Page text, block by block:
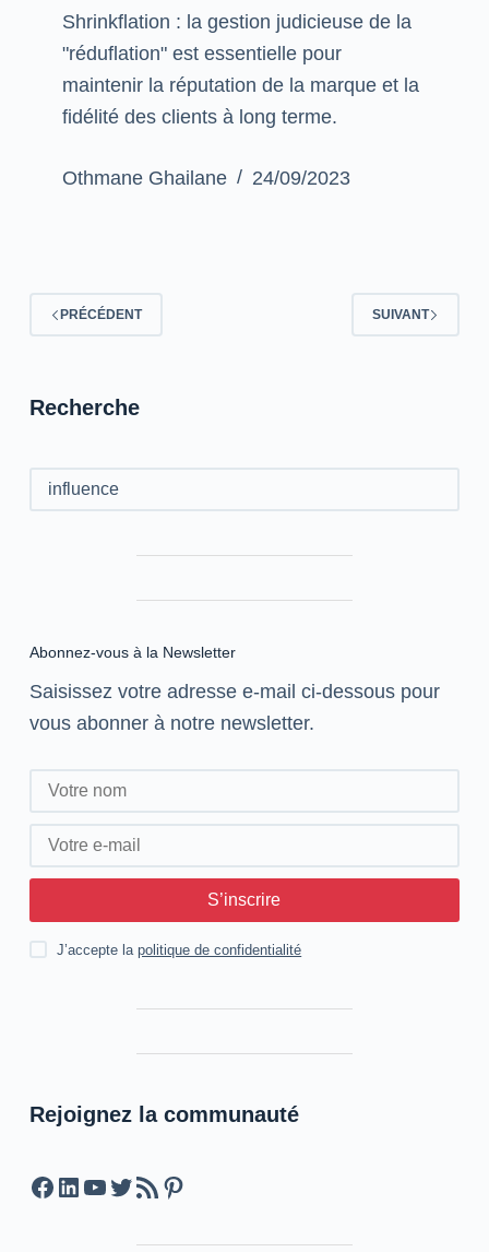
Shrinkflation : la gestion judicieuse de la
"réduflation" est essentielle pour
maintenir la réputation de la marque et la
fidélité des clients à long terme.
Othmane Ghailane 24/09/2023
PRÉCÉDENT SUIVANT
Recherche
Rechercher
Abonnez-vous à la Newsletter
Saisissez votre adresse e-mail ci-dessous pour
vous abonner à notre newsletter.
S’inscrire
J’accepte lapolitique de confidentialité
Rejoignez la communauté
Facebook
LinkedIn
YouTube
Twitter
Feed RSSPinterest